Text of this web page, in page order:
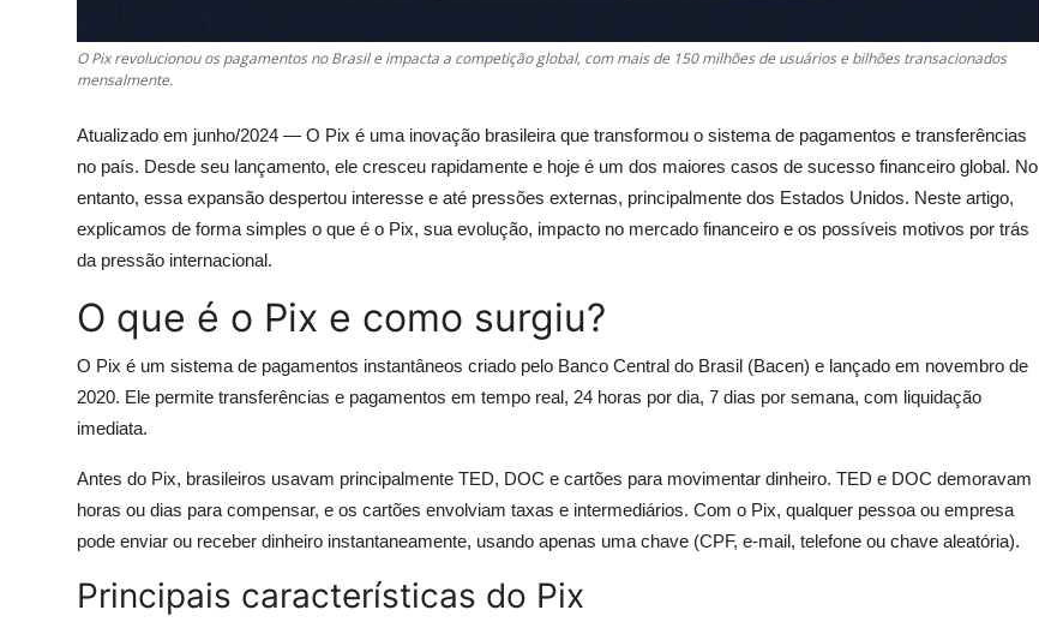
O Pix revolucionou os pagamentos no Brasil e impacta a competição global, com mais de 150 milhões de usuários e bilhões transacionados
mensalmente.
Atualizado em junho/2024 — O Pix é uma inovação brasileira que transformou o sistema de pagamentos e transferências
no país. Desde seu lançamento, ele cresceu rapidamente e hoje é um dos maiores casos de sucesso financeiro global. No
entanto, essa expansão despertou interesse e até pressões externas, principalmente dos Estados Unidos. Neste artigo,
explicamos de forma simples o que é o Pix, sua evolução, impacto no mercado financeiro e os possíveis motivos por trás
da pressão internacional.
O que é o Pix e como surgiu?
O Pix é um sistema de pagamentos instantâneos criado pelo Banco Central do Brasil (Bacen) e lançado em novembro de
2020. Ele permite transferências e pagamentos em tempo real, 24 horas por dia, 7 dias por semana, com liquidação
imediata.
Antes do Pix, brasileiros usavam principalmente TED, DOC e cartões para movimentar dinheiro. TED e DOC demoravam
horas ou dias para compensar, e os cartões envolviam taxas e intermediários. Com o Pix, qualquer pessoa ou empresa
pode enviar ou receber dinheiro instantaneamente, usando apenas uma chave (CPF, e-mail, telefone ou chave aleatória).
Principais características do Pix